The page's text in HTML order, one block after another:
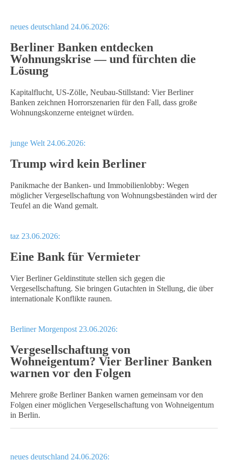
neues deutschland 24.06.2026:
Berliner Banken entdecken
Wohnungskrise — und fürchten die
Lösung
Kapitalflucht, US-Zölle, Neubau-Stillstand: Vier Berliner
Banken zeichnen Horrorszenarien für den Fall, dass große
Wohnungskonzerne enteignet würden.
junge Welt 24.06.2026:
Trump wird kein Berliner
Panikmache der Banken- und Immobilienlobby: Wegen
möglicher Vergesellschaftung von Wohnungsbeständen wird der
Teufel an die Wand gemalt.
taz 23.06.2026:
Eine Bank für Vermieter
Vier Berliner Geldinstitute stellen sich gegen die
Vergesellschaftung. Sie bringen Gutachten in Stellung, die über
internationale Konflikte raunen.
Berliner Morgenpost 23.06.2026:
Vergesellschaftung von
Wohneigentum? Vier Berliner Banken
warnen vor den Folgen
Mehrere große Berliner Banken warnen gemeinsam vor den
Folgen einer möglichen Vergesellschaftung von Wohneigentum
in Berlin.
neues deutschland 24.06.2026: